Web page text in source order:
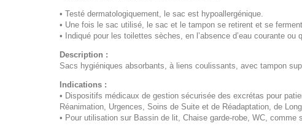
• Testé dermatologiquement, le sac est hypoallergénique.
• Une fois le sac utilisé, le sac et le tampon se retirent et se
• Indiqué pour les toilettes sèches, en l’absence d’eau courante
Description :
Sacs hygiéniques absorbants, à liens coulissants, avec tampon
Indications :
• Dispositifs médicaux de gestion sécurisée des excrétas pour
Réanimation, Urgences, Soins de Suite et de Réadaptation, de
• Pour utilisation sur Bassin de lit, Chaise garde-robe, WC,